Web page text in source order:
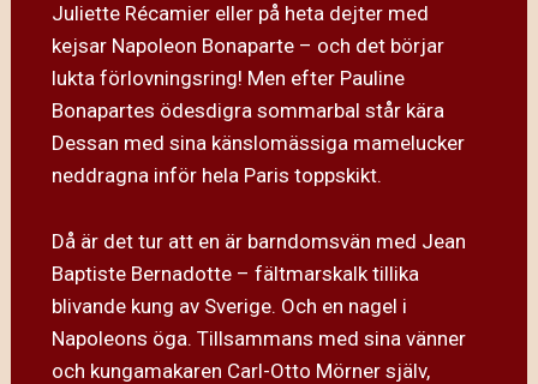
Juliette Récamier eller på heta dejter med
kejsar Napoleon Bonaparte – och det börjar
lukta förlovningsring! Men efter Pauline
Bonapartes ödesdigra sommarbal står kära
Dessan med sina känslomässiga mamelucker
neddragna inför hela Paris toppskikt.
Då är det tur att en är barndomsvän med Jean
Baptiste Bernadotte – fältmarskalk tillika
blivande kung av Sverige. Och en nagel i
Napoleons öga. Tillsammans med sina vänner
och kungamakaren Carl-Otto Mörner själv,